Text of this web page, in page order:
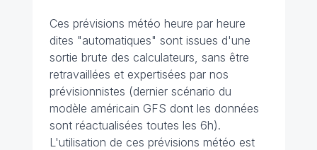
Ces prévisions météo heure par heure
dites "automatiques" sont issues d'une
sortie brute des calculateurs, sans être
retravaillées et expertisées par nos
prévisionnistes (dernier scénario du
modèle américain GFS dont les données
sont réactualisées toutes les 6h).
L'utilisation de ces prévisions météo est